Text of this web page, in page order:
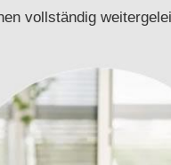
vollständig